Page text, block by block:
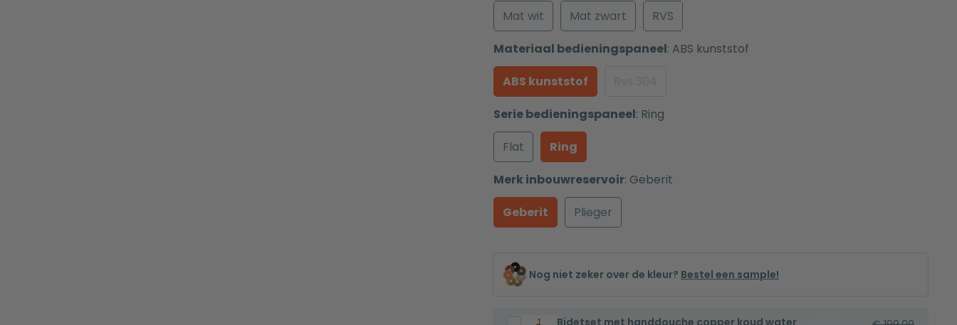
Mat wit Mat zwart
RVS
Materiaal bedieningspaneel: ABS kunststof
ABS kunststof
Serie bedieningspaneel: Ring
Flat
Ring
Merk inbouwreservoir: Geberit
Geberit
Plieger
Nog niet zeker over de kleur? Bestel een sample!
Bidetset met handdouche copper koud water